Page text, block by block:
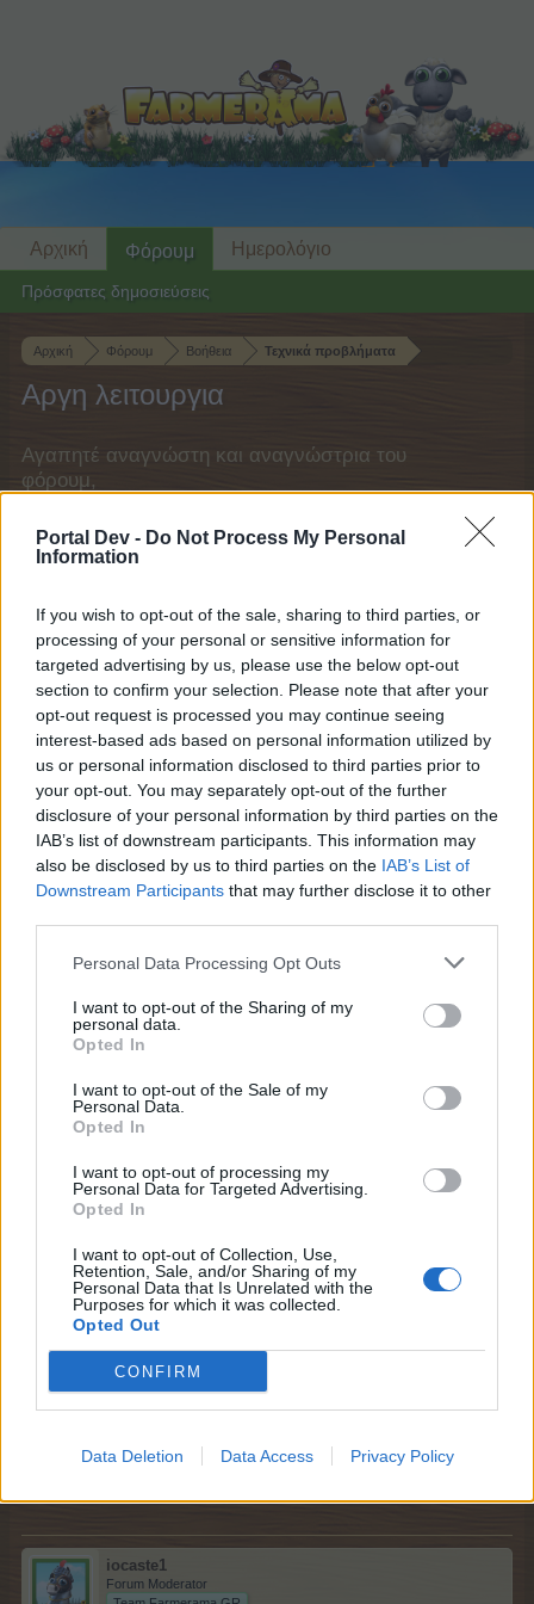
Portal Dev - Do Not Process My Personal
Information
If you wish to opt-out of the sale, sharing to third parties, or
processing of your personal or sensitive information for
targeted advertising by us, please use the below opt-out
section to confirm your selection. Please note that after your
opt-out request is processed you may continue seeing
interest-based ads based on personal information utilized by
us or personal information disclosed to third parties prior to
your opt-out. You may separately opt-out of the further
disclosure of your personal information by third parties on the
IAB’s list of downstream participants. This information may
also be disclosed by us to third parties on the IAB’s List of
Downstream Participants that may further disclose it to other
Personal Data Processing Opt Outs
I want to opt-out of the Sharing of my
personal data.
Opted In
I want to opt-out of the Sale of my
Personal Data.
Opted In
I want to opt-out of processing my
Personal Data for Targeted Advertising.
Opted In
I want to opt-out of Collection, Use,
Retention, Sale, and/or Sharing of my
Personal Data that Is Unrelated with the
Purposes for which it was collected.
Opted Out
CONFIRM
Data Deletion Data Access Privacy Policy
Αρχική Φόρουμ Βοήθεια Τεχνικά προβλήματα
Αργη λειτουργια
Αγαπητέ αναγνώστη και αναγνώστρια του
φόρουμ,
αν θέλεις να συμμετέχεις ενεργά στις συζητήσεις
του φόρουμ ή να δημιουργείς τα δικά σου θέματα,
δεν έχεις ήδη λογαριασμό παιχνιδιού, κάνε
εγγραφή. Ανυπομονούμε να σε καλωσορίσουμε
στην ομάδα μας στο φόρουμ!
„ΣΤΟ ΠΑΙΧΝΙΔΙ!“
Κατάσταση θέματος: Δεν μπορείτε να υποβάλετε άλλες απαντήσεις.
Μπάρμπα-Βασίλης
Προχωρημένος
Καλησπερα.Επειδη ειμαι αλλεργικος στις μαργαριτες,
μηπως ειναι ευκολο να κανετε ενα καθαρισμο στη
φαρμα μου. Ευχαριστω . ID: 24891695
-*thumbelina*-
Board Administrator
Καλησπέρα. Σου κάναμε καθαρισμό, βγες από το
παιχνίδι και μπες ξανά.
30/5/26
Μπάρμπα-Βασίλης
Προχωρημένος
Τσιτάτο από -*thumbelina*- :
Καλησπέρα. Σου κάναμε καθαρισμό, βγες από το παιχνίδι και
μπες ξανά.
Ευχαριστω πολυ. Καλη συνεχεια.
iocaste1
Forum Moderator
Αρχική Φόρουμ
Πρόσφατες δημοσιεύσεις
Ημερολόγιο